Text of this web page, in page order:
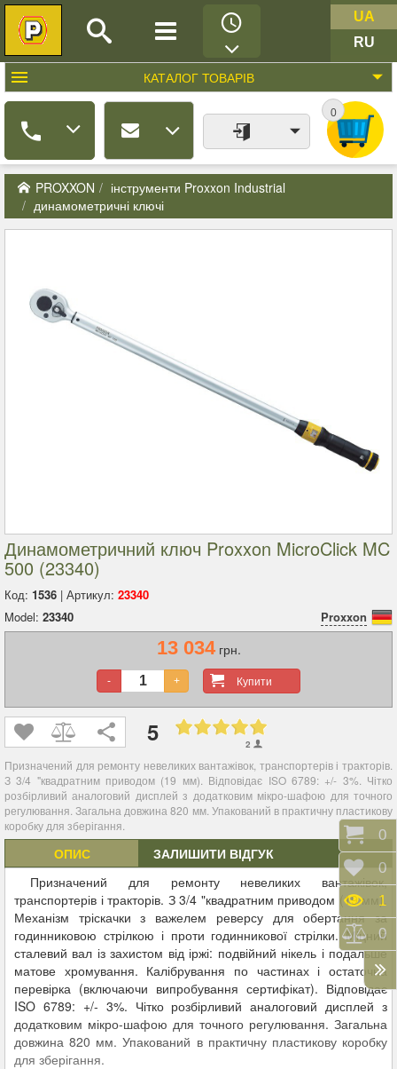
UA
RU
КАТАЛОГ ТОВАРІВ
0
PROXXON
інструменти Proxxon Industrial
динамометричні ключі
Динамометричний ключ Proxxon MicroClick MC
500 (23340)
Код: 1536 | Артикул: 23340
Model: 23340 Proxxon
13 034грн.
Купити
- +
5 2
Призначений для ремонту невеликих вантажівок, транспортерів і тракторів.
З 3/4 "квадратним приводом (19 мм). Відповідає ISO 6789: +/- 3%. Чітко
розбірливий аналоговий дисплей з додатковим мікро-шафою для точного
регулювання. Загальна довжина 820 мм. Упакований в практичну пластикову
коробку для зберігання.
ОПИС
ЗАЛИШИТИ ВІДГУК
Призначений для ремонту невеликих вантажівок,
транспортерів і тракторів. З 3/4 "квадратним приводом (19 мм).
Механізм тріскачки з важелем реверсу для обертання за
годинниковою стрілкою і проти годинникової стрілки. Міцний
сталевий вал із захистом від іржі: подвійний нікель і подальше
матове хромування. Калібрування по частинах і остаточна
перевірка (включаючи випробування сертифікат). Відповідає
ISO 6789: +/- 3%. Чітко розбірливий аналоговий дисплей з
додатковим мікро-шафою для точного регулювання. Загальна
довжина 820 мм. Упакований в практичну пластикову коробку
для зберігання.
0
0
1
0